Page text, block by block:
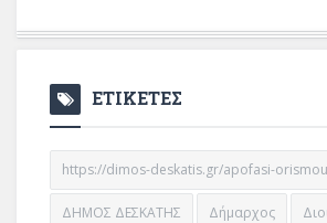
ΕΤΙΚΕΤΕΣ
https://dimos-deskatis.gr/apofasi-
ΔΗΜΟΣ ΔΕΣΚΑΤΗΣ Δήμαρχος